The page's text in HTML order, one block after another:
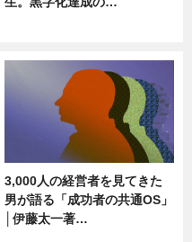
3,000人の経営者を見てきた
男が語る「成功者の共通OS」
│伊藤太一著…